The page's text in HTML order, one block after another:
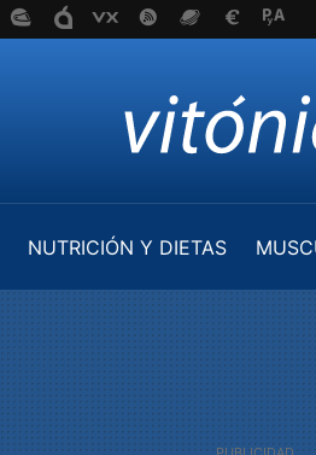
NUTRICIÓN Y DIETAS